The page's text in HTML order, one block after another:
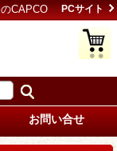
CAPCO PCサイト
お問い合せ